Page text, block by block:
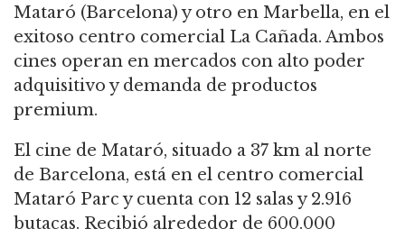
Mataró (Barcelona) y otro en Marbella, en el
exitoso centro comercial La Cañada. Ambos
cines operan en mercados con alto poder
adquisitivo y demanda de productos
premium.
El cine de Mataró, situado a 37 km al norte
de Barcelona, ​​está en el centro comercial
Mataró Parc y cuenta con 12 salas y 2.916
butacas. Recibió alrededor de 600.000